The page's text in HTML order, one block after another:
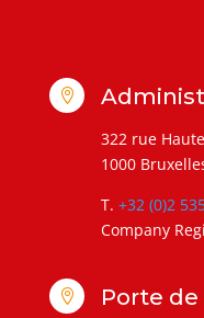

322 rue Haute
1000
T. +32 (0)2
Company
 Porte de